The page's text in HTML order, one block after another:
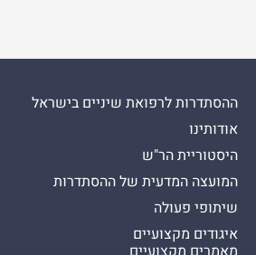
ההסתדרות לרפואת שיניים בישראל
אודותינו
היסטוריית הר"ש
המועצה המדעית של ההסתדרות
שיתופי פעולה
איגודים מקצועיים